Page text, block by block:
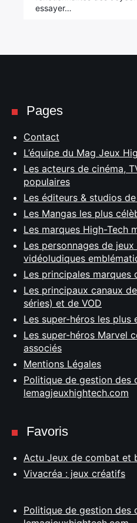
essayer…
Pages
Contact
L’équipe du Mag Jeux
Les acteurs de cinéma,
populaires
Les éditeurs & studios
Les Mangas les plus
Les marques High-Tech
Les personnages de
vidéoludiques
Les principales marques
Les principaux canaux
séries) et de VOD
Les super-héros les plus
Les super-héros Marvel
associés
Mentions Légales
Politique de gestion des
lemagjeuxhightech.com
Favoris
Actu Jeux de combat et
Vivacréa : jeux créatifs
Politique de gestion des